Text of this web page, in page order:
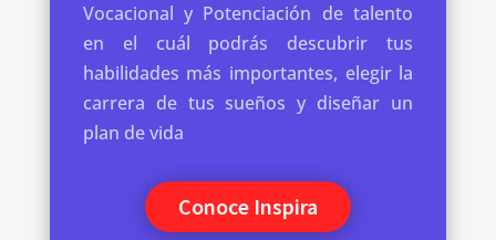
Vocacional y Potenciación de talento
en el cuál podrás descubrir tus
habilidades más importantes, elegir la
carrera de tus sueños y diseñar un
plan de vida
Conoce Inspira